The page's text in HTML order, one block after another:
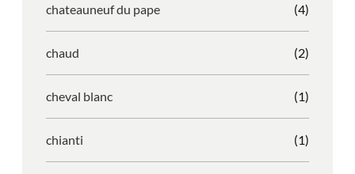
chateauneuf du pape (4)
chaud (2)
cheval blanc (1)
chianti (1)